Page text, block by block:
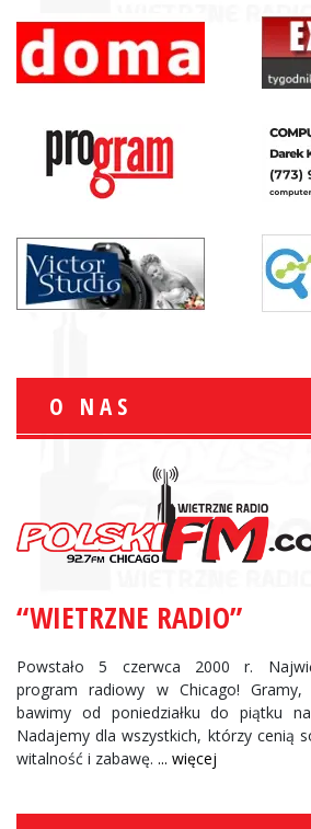
O NAS
“WIETRZNE RADIO”
Powstało 5 czerwca 2000 r.
program radiowy w Chicago!
bawimy od poniedziałku do piątku
Nadajemy dla wszystkich, którzy cenią
witalność i zabawę. ... więcej